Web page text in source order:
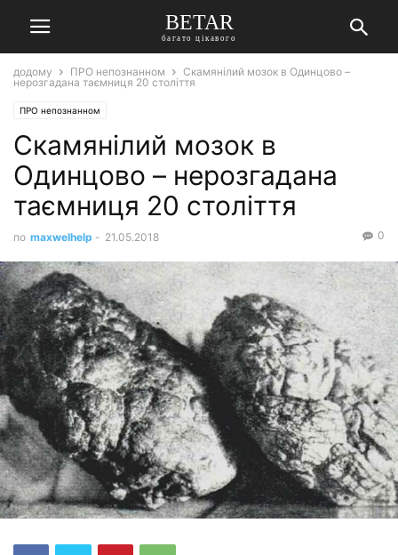
BETAR
багато цікавого
додому ПРО непознанном
Скамянілий мозок в Одинцово –
нерозгадана таємниця 20 століття
ПРО непознанном
Скамянілий мозок в
Одинцово – нерозгадана
таємниця 20 століття
по maxwelhelp - 21.05.2018 0